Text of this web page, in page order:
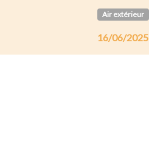
Air extérieur
16/06/2025